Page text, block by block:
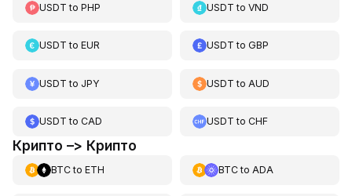
USDT to PHP USDT toVND
USDT to EUR USDT toGBP
USDT to JPY USDT to AUD
USDT to CAD USDT toCHF
Крипто –> Крипто
BTCto ETH BTCto ADA